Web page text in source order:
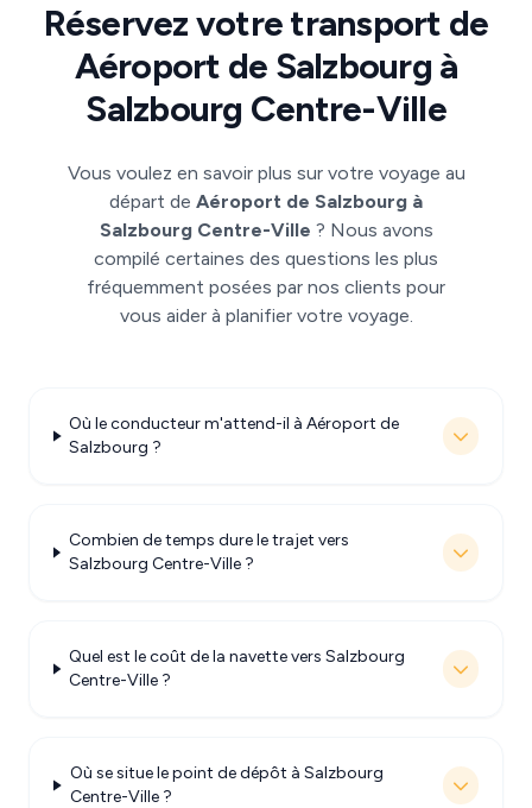
Réservez votre transport de
Aéroport de Salzbourg à
Salzbourg Centre-Ville
Vous voulez en savoir plus sur votre voyage au
départ de Aéroport de Salzbourg à
Salzbourg Centre-Ville ? Nous avons
compilé certaines des questions les plus
fréquemment posées par nos clients pour
vous aider à planifier votre voyage.
Où le conducteur m'attend-il à Aéroport de
Salzbourg ?
Combien de temps dure le trajet vers
Salzbourg Centre-Ville ?
Quel est le coût de la navette vers Salzbourg
Centre-Ville ?
Où se situe le point de dépôt à Salzbourg
Centre-Ville ?